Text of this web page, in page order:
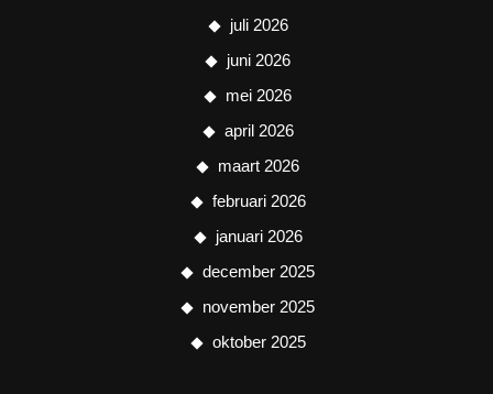
juli 2026
juni 2026
mei 2026
april 2026
maart 2026
februari 2026
januari 2026
december 2025
november 2025
oktober 2025